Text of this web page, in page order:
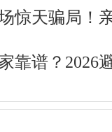
惊天骗局！
靠谱？2026